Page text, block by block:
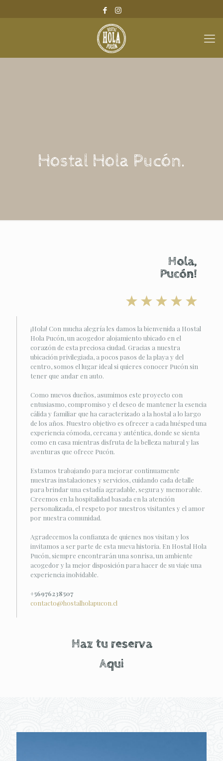
Hostal Hola Pucón.
Hola,
Pucón!
¡Hola! Con mucha alegría les damos la bienvenida a Hostal
Hola Pucón, un acogedor alojamiento ubicado en el
corazón de esta preciosa ciudad. Gracias a nuestra
ubicación privilegiada, a pocos pasos de la playa y del
centro, somos el lugar ideal si quieres conocer Pucón sin
tener que andar en auto.
Como nuevos dueños, asumimos este proyecto con
entusiasmo, compromiso y el deseo de mantener la esencia
cálida y familiar que ha caracterizado a la hostal a lo largo
de los años. Nuestro objetivo es ofrecer a cada huésped una
experiencia cómoda, cercana y auténtica, donde se sienta
como en casa mientras disfruta de la belleza natural y las
aventuras que ofrece Pucón.
Estamos trabajando para mejorar continuamente
nuestras instalaciones y servicios, cuidando cada detalle
para brindar una estadía agradable, segura y memorable.
Creemos en la hospitalidad basada en la atención
personalizada, el respeto por nuestros visitantes y el amor
por nuestra comunidad.
Agradecemos la confianza de quienes nos visitan y los
invitamos a ser parte de esta nueva historia. En Hostal Hola
Pucón, siempre encontrarán una sonrisa, un ambiente
acogedor y la mejor disposición para hacer de su viaje una
experiencia inolvidable.
+56976238507
contacto@hostalholapucon.cl
Haz tu reserva
Aqui